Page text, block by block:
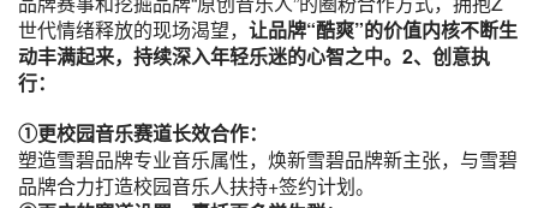
世代情绪释放的现场渴望， 让品牌“酷爽”的价值内核不断生
动丰满起来，持续深入年轻乐迷的心智之中。 2、创意执
行：
①更校园音乐赛道长效合作：
塑造雪碧品牌专业音乐属性，焕新雪碧品牌新主张，与雪碧
品牌合力打造校园音乐人扶持+签约计划。